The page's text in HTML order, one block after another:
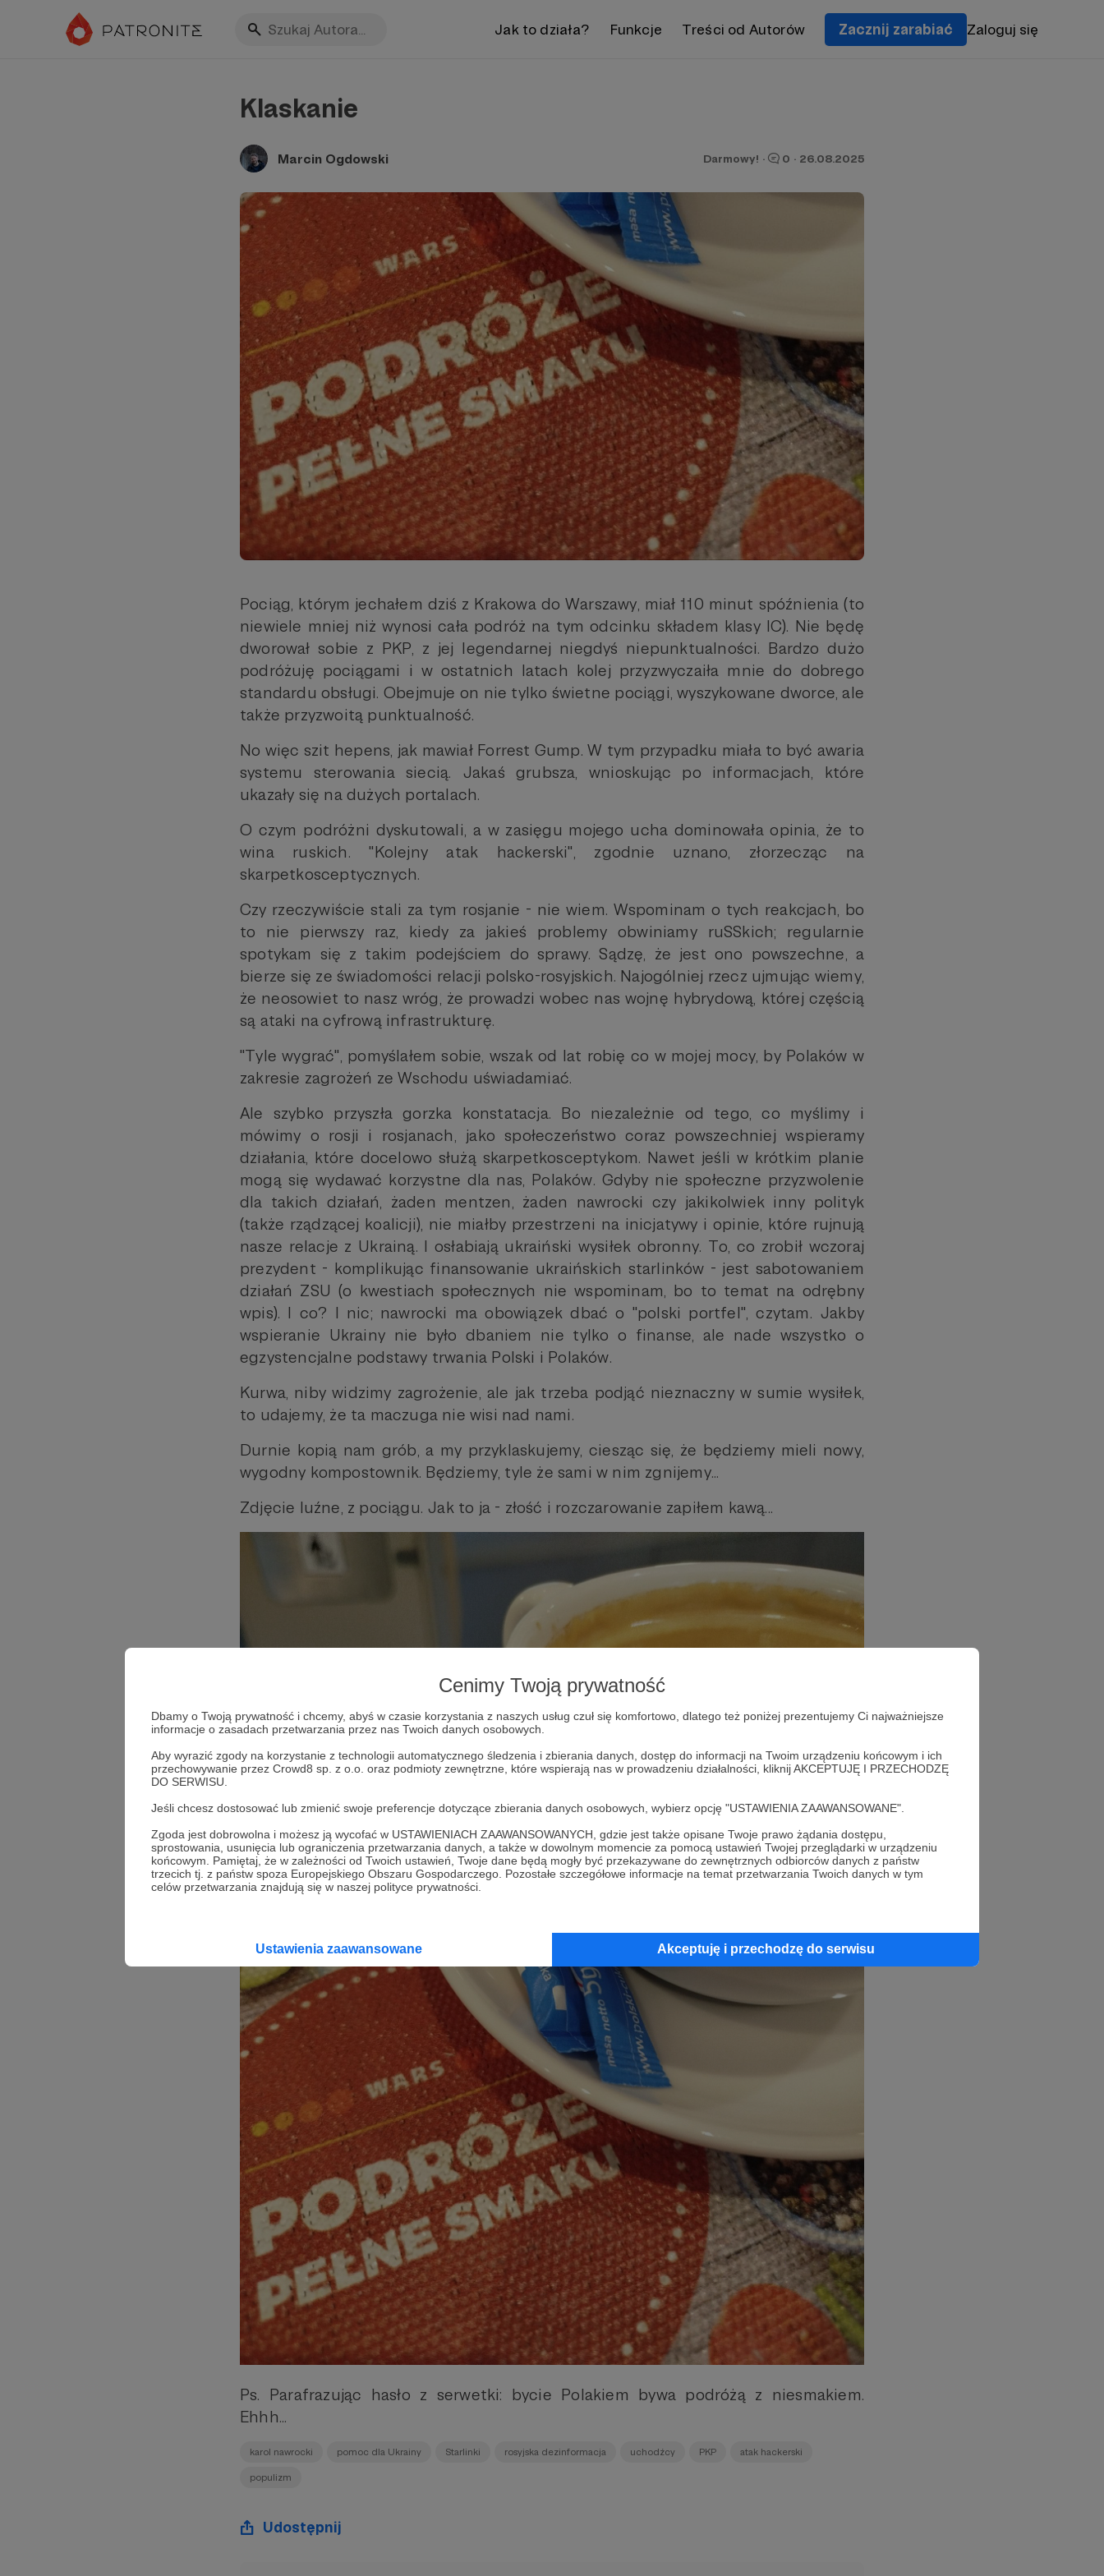
Cenimy Twoją prywatność
Dbamy o Twoją prywatność i chcemy, abyś w czasie korzystania z naszych usług czuł się komfortowo, dlatego też poniżej prezentujemy Ci najważniejsze
informacje o zasadach przetwarzania przez nas Twoich danych osobowych.
Aby wyrazić zgody na korzystanie z technologii automatycznego śledzenia i zbierania danych, dostęp do informacji na Twoim urządzeniu końcowym i ich
przechowywanie przez Crowd8 sp. z o.o. oraz podmioty zewnętrzne, które wspierają nas w prowadzeniu działalności, kliknij AKCEPTUJĘ I PRZECHODZĘ
DO SERWISU.
Jeśli chcesz dostosować lub zmienić swoje preferencje dotyczące zbierania danych osobowych, wybierz opcję "USTAWIENIA ZAAWANSOWANE".
Zgoda jest dobrowolna i możesz ją wycofać w USTAWIENIACH ZAAWANSOWANYCH, gdzie jest także opisane Twoje prawo żądania dostępu,
sprostowania, usunięcia lub ograniczenia przetwarzania danych, a także w dowolnym momencie za pomocą ustawień Twojej przeglądarki w urządzeniu
końcowym. Pamiętaj, że w zależności od Twoich ustawień, Twoje dane będą mogły być przekazywane do zewnętrznych odbiorców danych z państw
trzecich tj. z państw spoza Europejskiego Obszaru Gospodarczego. Pozostałe szczegółowe informacje na temat przetwarzania Twoich danych w tym
celów przetwarzania znajdują się w naszej polityce prywatności.
Ustawienia zaawansowane Akceptuję i przechodzę do serwisu
Jak to działa? Funkcje Treści od Autorów Zacznij zarabiać Zaloguj się
Klaskanie
Marcin Ogdowski Darmowy! · 0 · 26.08.2025
Pociąg, którym jechałem dziś z Krakowa do Warszawy, miał 110 minut spóźnienia (to
niewiele mniej niż wynosi cała podróż na tym odcinku składem klasy IC). Nie będę
dworował sobie z PKP, z jej legendarnej niegdyś niepunktualności. Bardzo dużo
podróżuję pociągami i w ostatnich latach kolej przyzwyczaiła mnie do dobrego
standardu obsługi. Obejmuje on nie tylko świetne pociągi, wyszykowane dworce, ale
także przyzwoitą punktualność.
No więc szit hepens, jak mawiał Forrest Gump. W tym przypadku miała to być awaria
systemu sterowania siecią. Jakaś grubsza, wnioskując po informacjach, które
ukazały się na dużych portalach.
O czym podróżni dyskutowali, a w zasięgu mojego ucha dominowała opinia, że to
wina ruskich. "Kolejny atak hackerski", zgodnie uznano, złorzecząc na
skarpetkosceptycznych.
Czy rzeczywiście stali za tym rosjanie - nie wiem. Wspominam o tych reakcjach, bo
to nie pierwszy raz, kiedy za jakieś problemy obwiniamy ruSSkich; regularnie
spotykam się z takim podejściem do sprawy. Sądzę, że jest ono powszechne, a
bierze się ze świadomości relacji polsko-rosyjskich. Najogólniej rzecz ujmując wiemy,
że neosowiet to nasz wróg, że prowadzi wobec nas wojnę hybrydową, której częścią
są ataki na cyfrową infrastrukturę.
"Tyle wygrać", pomyślałem sobie, wszak od lat robię co w mojej mocy, by Polaków w
zakresie zagrożeń ze Wschodu uświadamiać.
Ale szybko przyszła gorzka konstatacja. Bo niezależnie od tego, co myślimy i
mówimy o rosji i rosjanach, jako społeczeństwo coraz powszechniej wspieramy
działania, które docelowo służą skarpetkosceptykom. Nawet jeśli w krótkim planie
mogą się wydawać korzystne dla nas, Polaków. Gdyby nie społeczne przyzwolenie
dla takich działań, żaden mentzen, żaden nawrocki czy jakikolwiek inny polityk
(także rządzącej koalicji), nie miałby przestrzeni na inicjatywy i opinie, które rujnują
nasze relacje z Ukrainą. I osłabiają ukraiński wysiłek obronny. To, co zrobił wczoraj
prezydent - komplikując finansowanie ukraińskich starlinków - jest sabotowaniem
działań ZSU (o kwestiach społecznych nie wspominam, bo to temat na odrębny
wpis). I co? I nic; nawrocki ma obowiązek dbać o "polski portfel", czytam. Jakby
wspieranie Ukrainy nie było dbaniem nie tylko o finanse, ale nade wszystko o
egzystencjalne podstawy trwania Polski i Polaków.
Kurwa, niby widzimy zagrożenie, ale jak trzeba podjąć nieznaczny w sumie wysiłek,
to udajemy, że ta maczuga nie wisi nad nami.
Durnie kopią nam grób, a my przyklaskujemy, ciesząc się, że będziemy mieli nowy,
wygodny kompostownik. Będziemy, tyle że sami w nim zgnijemy...
Zdjęcie luźne, z pociągu. Jak to ja - złość i rozczarowanie zapiłem kawą...
Ps. Parafrazując hasło z serwetki: bycie Polakiem bywa podróżą z niesmakiem.
Ehhh...
karol nawrocki pomoc dla Ukrainy Starlinki rosyjska dezinformacja uchodźcy PKP atak hackerski
populizm
Udostępnij